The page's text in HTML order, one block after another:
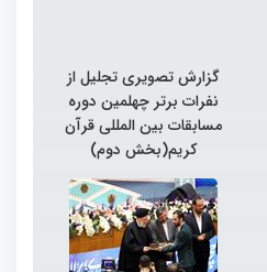
گزارش تصویری تجلیل از
نفرات برتر چهلمین دوره
مسابقات بین المللی قرآن
کریم(بخش دوم)